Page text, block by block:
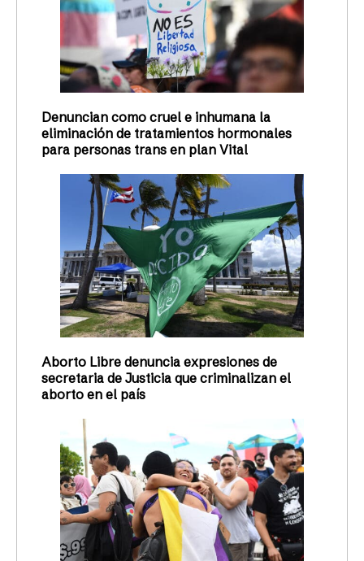
Denuncian como cruel e inhumana la
eliminación de tratamientos hormonales
para personas trans en plan Vital
Aborto Libre denuncia expresiones de
secretaria de Justicia que criminalizan el
aborto en el país